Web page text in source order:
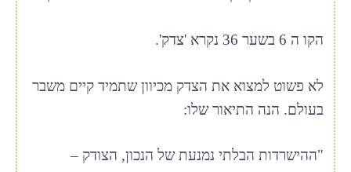
הקו ה 6 בשער 36 נקרא 'צדק'.
לא פשוט למצוא את הצדק מכיוון שתמיד קיים משבר
בעולם. הנה התיאור שלו:
"ההישרדות הבלתי נמנעת של הנכון, הצודק –